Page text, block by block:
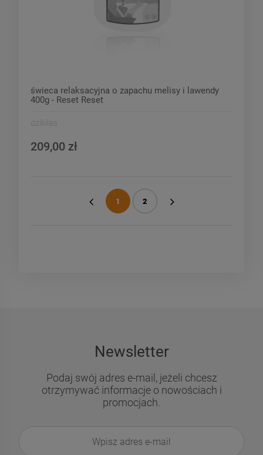
świeca relaksacyjna o zapachu melisy i lawendy
400g - Reset Reset
dzikilas
209,00 zł
1 2
Newsletter
Podaj swój adres e-mail, jeżeli chcesz
otrzymywać informacje o nowościach i
promocjach.